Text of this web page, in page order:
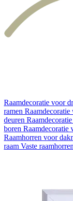
Raamdecoratie voor
ramen Raamdecoratie
deuren
boren Raamdecoratie
Raamhorren voor
raam Vaste raamhorren